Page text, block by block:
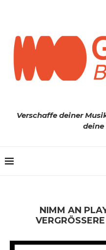
Verschaffe deiner
deine
NIMM AN